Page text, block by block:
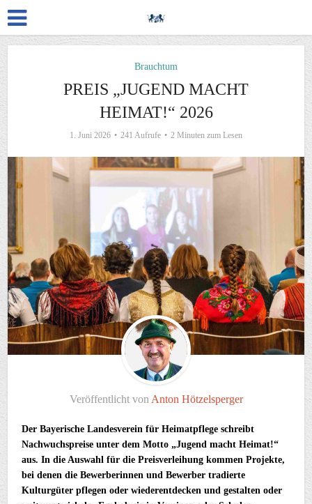
Brauchtum
PREIS „JUGEND MACHT
HEIMAT!“ 2026
1. Juni 2026 241 Aufrufe 2 Minuten zum Lesen
Veröffentlicht von Anton Hötzelsperger
Der Bayerische Landesverein für Heimatpflege schreibt
Nachwuchspreise unter dem Motto „Jugend macht Heimat!“
aus. In die Auswahl für die Preisverleihung kommen Projekte,
bei denen die Bewerberinnen und Bewerber tradierte
Kulturgüter pflegen oder wiederentdecken und gestalten oder